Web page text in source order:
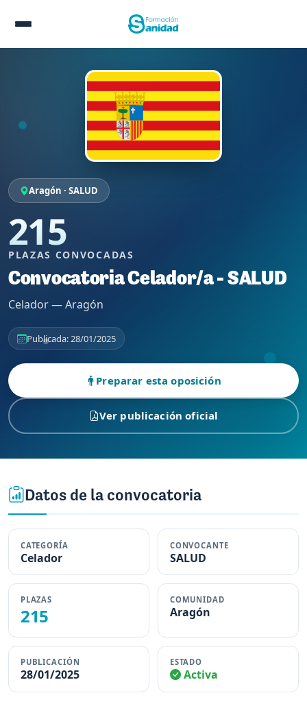
Aragón · SALUD
215
PLAZAS CONVOCADAS
Convocatoria Celador/a - SALUD
Celador — Aragón
Publicada: 28/01/2025
Preparar esta oposición
Ver publicación oficial
Datos de la convocatoria
CATEGORÍA
Celador
CONVOCANTE
SALUD
PLAZAS
215
COMUNIDAD
Aragón
PUBLICACIÓN
28/01/2025
ESTADO
Activa